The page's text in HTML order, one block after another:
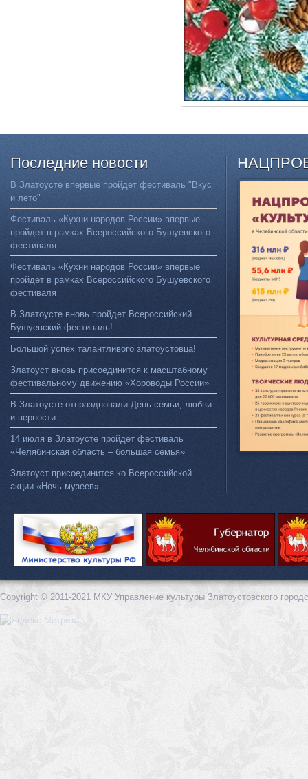
Последние новости
В Златоусте впервые пройдет фестиваль "Вкус
и лето"
Фестиваль «Кухни народов России» впервые
пройдет в рамках Всероссийского Бушуевского
фестиваля
Фестиваль «Кухни народов России» впервые
пройдет в рамках Всероссийского Бушуевского
фестиваля
В Златоусте вновь пройдет Всероссийский
Бушуевский фестиваль!
Большой успех талантливого златоустовца!
Златоуст вновь присоединится к масштабному
фестивальному движению «Хороводы России»
В Златоусте отпраздновали День семьи, любви
и верности
14 июля в Златоусте пройдет фестиваль
«Челябинская область – большая семья»
Златоуст присоединится ко Всероссийской
акции «Ночь музеев»
Copyright © 2011-2021 МКУ Управление культуры Златоустовского